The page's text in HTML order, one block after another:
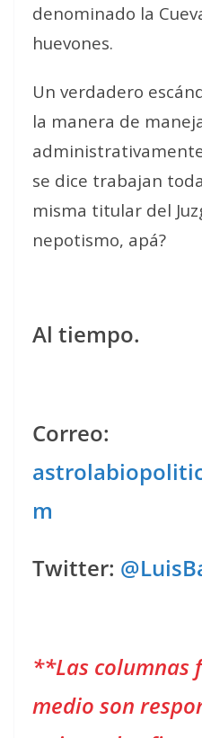
denominado la
huevones.
Un verdadero
la manera de
se dice trabajan
misma titular del
nepotismo, apá?
Al tiempo.
Correo:
m
Twitter:
**Las columnas
medio son